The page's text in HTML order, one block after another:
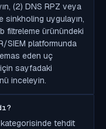
(2) DNS RPZ veya
sinkholing uygulayın,
filtreleme ürünündeki
SIEM platformunda
eden uç
sayfadaki
inceleyin.
kategorisinde tehdit